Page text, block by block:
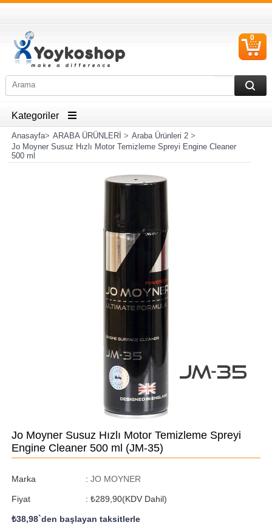
0
Kategoriler
Anasayfa> ARABA ÜRÜNLERİ > Araba Ürünleri 2>
Jo Moyner Susuz Hızlı Motor Temizleme Spreyi Engine Cleaner
500 ml
Jo Moyner Susuz Hızlı Motor Temizleme Spreyi
Engine Cleaner 500 ml (JM-35)
Marka : JO MOYNER
Fiyat : ₺289,90(KDV Dahil)
₺38,98`den başlayan taksitlerle